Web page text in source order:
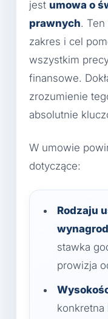
jest umowa o
prawnych.
zakres i cel
wszystkim
finansowe.
zrozumienie
absolutnie
W umowie
dotyczące:
Rodzaju
stawka
prowizja
konkretna